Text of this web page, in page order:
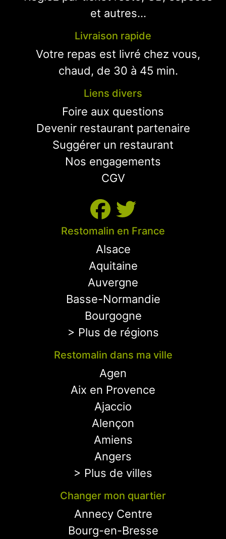
et autres...
Livraison rapide
Votre repas est livré chez vous,
chaud, de 30 à 45 min.
Liens divers
Foire aux questions
Devenir restaurant partenaire
Suggérer un restaurant
Nos engagements
CGV
Restomalin en France
Alsace
Aquitaine
Auvergne
Basse-Normandie
Bourgogne
> Plus de régions
Restomalin dans ma ville
Agen
Aix en Provence
Ajaccio
Alençon
Amiens
Angers
> Plus de villes
Changer mon quartier
Annecy Centre
Bourg-en-Bresse